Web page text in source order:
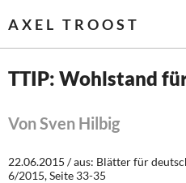
AXEL TROOST
TTIP: Wohlstand
Von Sven Hilbig
22.06.2015 / aus: Blätter für
6/2015, Seite 33-35